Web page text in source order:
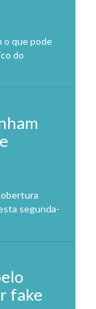
o que pode
do
segunda-
fake